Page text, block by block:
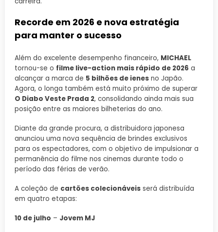
Recorde em 2026 e nova estratégia
para manter o sucesso
Além do excelente desempenho financeiro, MICHAEL
tornou-se o filme live-action mais rápido de 2026 a
alcançar a marca de 5 bilhões de ienes no Japão.
Agora, o longa também está muito próximo de superar
O Diabo Veste Prada 2, consolidando ainda mais sua
posição entre as maiores bilheterias do ano.
Diante da grande procura, a distribuidora japonesa
anunciou uma nova sequência de brindes exclusivos
para os espectadores, com o objetivo de impulsionar a
permanência do filme nos cinemas durante todo o
período das férias de verão.
A coleção de cartões colecionáveis será distribuída
em quatro etapas:
10 de julho – Jovem MJ